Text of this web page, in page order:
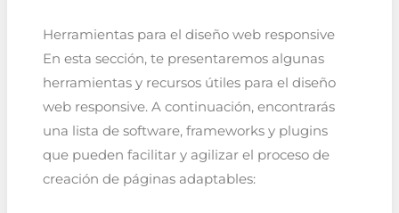
Herramientas para el diseño web responsive
En esta sección, te presentaremos algunas
herramientas y recursos útiles para el diseño
web responsive. A continuación, encontrarás
una lista de software, frameworks y plugins
que pueden facilitar y agilizar el proceso de
creación de páginas adaptables: